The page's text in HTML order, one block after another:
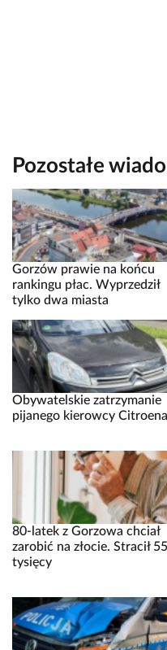
Pozostałe
Gorzów prawie na końcu
rankingu płac. Wyprzedził
tylko dwa miasta
Obywatelskie zatrzymanie
pijanego kierowcy Citroena
80-latek z Gorzowa chciał
zarobić na złocie. Stracił 55
tysięcy